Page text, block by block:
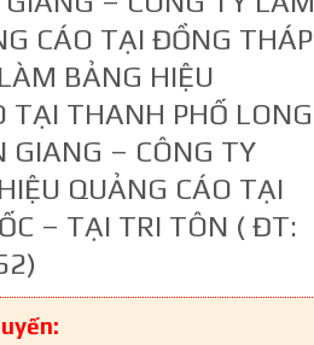
CÁO TẠI ĐỒNG THÁP
BẢNG HIỆU
TẠI THANH PHỐ LONG
GIANG – CÔNG TY
QUẢNG CÁO TẠI
– TẠI TRI TÔN ( ĐT: